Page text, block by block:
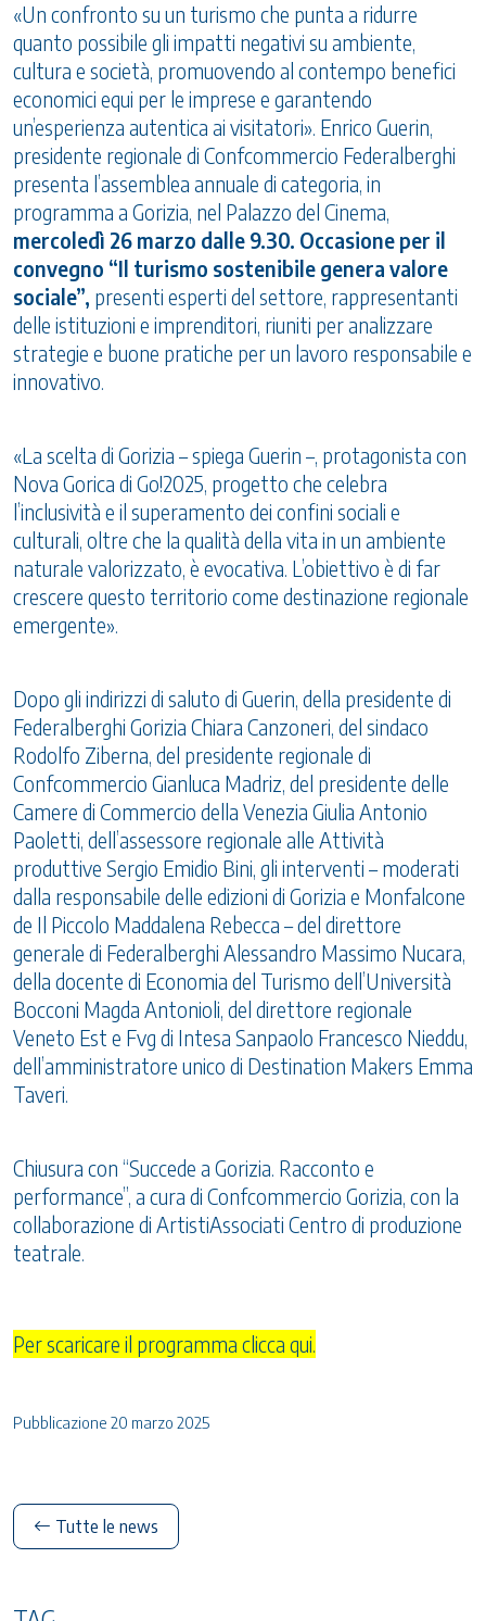
«Un confronto su un turismo che punta a ridurre
quanto possibile gli impatti negativi su ambiente,
cultura e società, promuovendo al contempo benefici
economici equi per le imprese e garantendo
un’esperienza autentica ai visitatori». Enrico Guerin,
presidente regionale di Confcommercio Federalberghi
presenta l’assemblea annuale di categoria, in
programma a Gorizia, nel Palazzo del Cinema,
mercoledì 26 marzo dalle 9.30. Occasione per il
convegno “Il turismo sostenibile genera valore
sociale”, presenti esperti del settore, rappresentanti
delle istituzioni e imprenditori, riuniti per analizzare
strategie e buone pratiche per un lavoro responsabile e
innovativo.
«La scelta di Gorizia – spiega Guerin –, protagonista con
Nova Gorica di Go!2025, progetto che celebra
l’inclusività e il superamento dei confini sociali e
culturali, oltre che la qualità della vita in un ambiente
naturale valorizzato, è evocativa. L’obiettivo è di far
crescere questo territorio come destinazione regionale
emergente».
Dopo gli indirizzi di saluto di Guerin, della presidente di
Federalberghi Gorizia Chiara Canzoneri, del sindaco
Rodolfo Ziberna, del presidente regionale di
Confcommercio Gianluca Madriz, del presidente delle
Camere di Commercio della Venezia Giulia Antonio
Paoletti, dell’assessore regionale alle Attività
produttive Sergio Emidio Bini, gli interventi – moderati
dalla responsabile delle edizioni di Gorizia e Monfalcone
de Il Piccolo Maddalena Rebecca – del direttore
generale di Federalberghi Alessandro Massimo Nucara,
della docente di Economia del Turismo dell’Università
Bocconi Magda Antonioli, del direttore regionale
Veneto Est e Fvg di Intesa Sanpaolo Francesco Nieddu,
dell’amministratore unico di Destination Makers Emma
Taveri.
Chiusura con “Succede a Gorizia. Racconto e
performance”, a cura di Confcommercio Gorizia, con la
collaborazione di ArtistiAssociati Centro di produzione
teatrale.
Per scaricare il programma clicca qui.
Pubblicazione 20 marzo 2025
Tutte le news